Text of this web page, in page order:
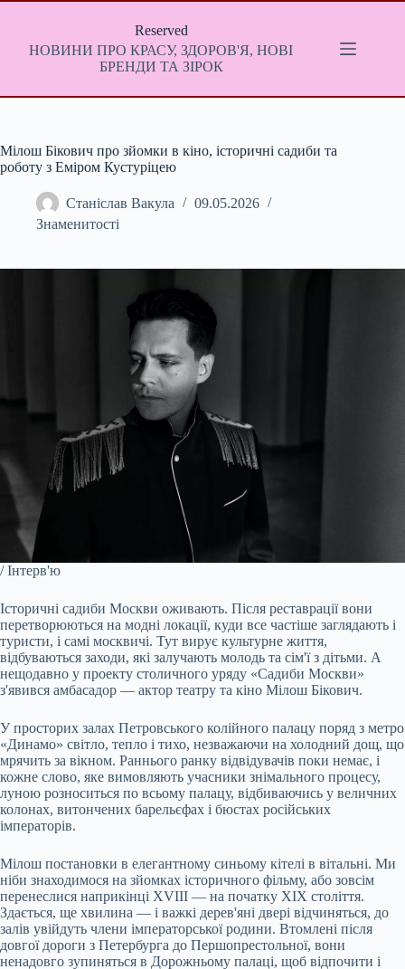
Перейти
Reserved
НОВИНИ ПРО КРАСУ, ЗДОРОВ'Я, НОВІ
БРЕНДИ ТА ЗІРОК
Мілош Бікович про зйомки в кіно, історичні садиби та
роботу з Еміром Кустуріцею
Станіслав Вакула
09.05.2026
Знаменитості
/ Інтерв'ю
Історичні садиби Москви оживають. Після реставрації вони
перетворюються на модні локації, куди все частіше заглядають і
туристи, і самі москвичі. Тут вирує культурне життя,
відбуваються заходи, які залучають молодь та сім'ї з дітьми. А
нещодавно у проекту столичного уряду «Садиби Москви»
з'явився амбасадор — актор театру та кіно Мілош Бікович.
У просторих залах Петровського колійного палацу поряд з метро
«Динамо» світло, тепло і тихо, незважаючи на холодний дощ, що
мрячить за вікном. Раннього ранку відвідувачів поки немає, і
кожне слово, яке вимовляють учасники знімального процесу,
луною розноситься по всьому палацу, відбиваючись у величних
колонах, витончених барельєфах і бюстах російських
імператорів.
Мілош постановки в елегантному синьому кітелі в вітальні. Ми
ніби знаходимося на зйомках історичного фільму, або зовсім
перенеслися наприкінці XVIII — на початку XIX століття.
Здається, ще хвилина — і важкі дерев'яні двері відчиняться, до
залів увійдуть члени імператорської родини. Втомлені після
довгої дороги з Петербурга до Першопрестольної, вони
ненадовго зупиняться в Дорожньому палаці, щоб відпочити і